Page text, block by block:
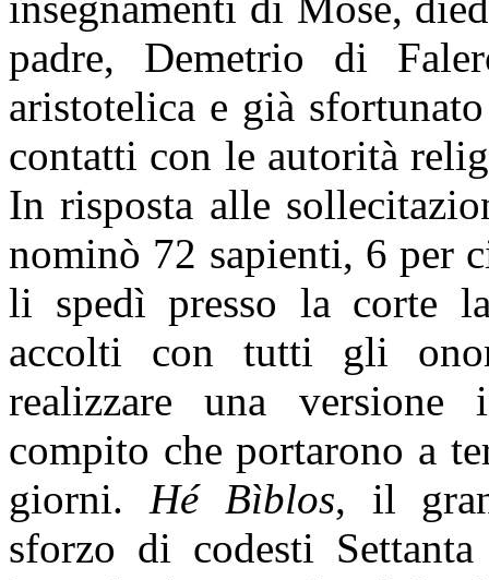
padre, Demetrio di
aristotelica e già
contatti con le autorità
In risposta alle
nominò 72 sapienti, 6 per
li spedì presso la corte
accolti con tutti gli
realizzare una
compito che portarono a
giorni. Hé Bìblos, il
sforzo di codesti